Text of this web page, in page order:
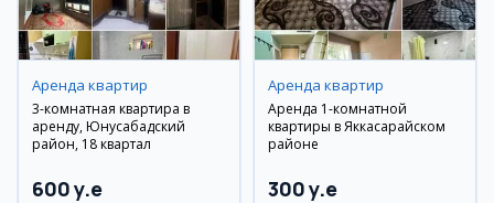
Аренда квартир
3-комнатная квартира в
аренду, Юнусабадский
район, 18 квартал
600 y.e
Аренда квартир
Аренда 1-комнатной
квартиры в Яккасарайском
районе
300 y.e